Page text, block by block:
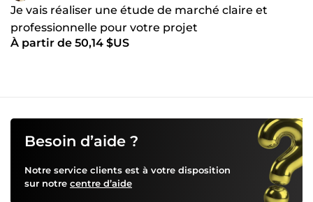
Je vais réaliser une étude de marché claire et
professionnelle pour votre projet
À partir de 50,14 $US
Besoin d’aide ?
Notre service clients est à votre disposition
sur notre centre d’aide